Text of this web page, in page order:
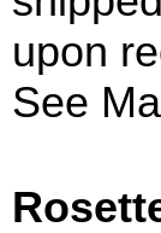
upon
See